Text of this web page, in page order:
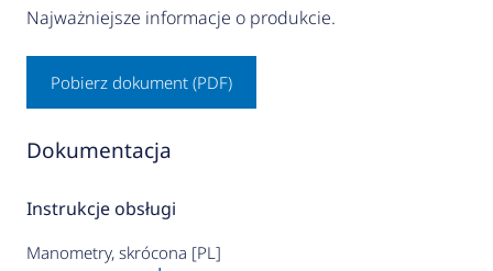
Najważniejsze informacje o produkcie.
Pobierz dokument (PDF)
Dokumentacja
Instrukcje obsługi
Manometry, skrócona [PL]